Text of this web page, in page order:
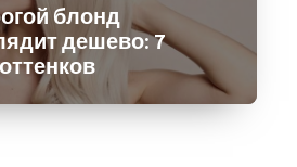
блонд
дешево: 7